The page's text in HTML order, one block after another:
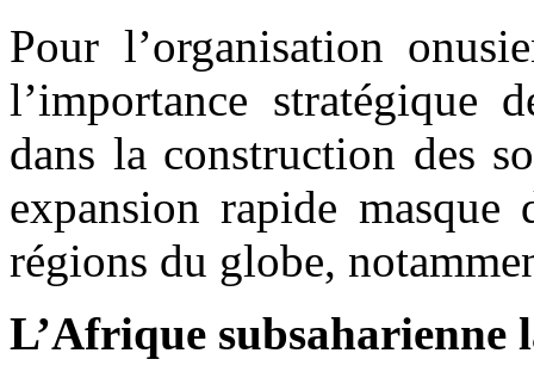
Pour l’organisation
l’importance stratégique
dans la construction des
expansion rapide masque
régions du globe,
L’Afrique subsaharienne